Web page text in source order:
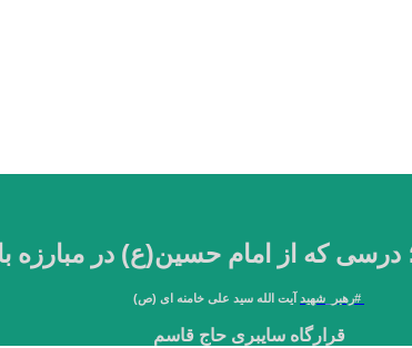
درسی که از امام حسین(ع) در مبارزه
#رهبر_شهید آیت الله سید علی خامنه ای (ص)
قرارگاه سایبری حاج قاسم